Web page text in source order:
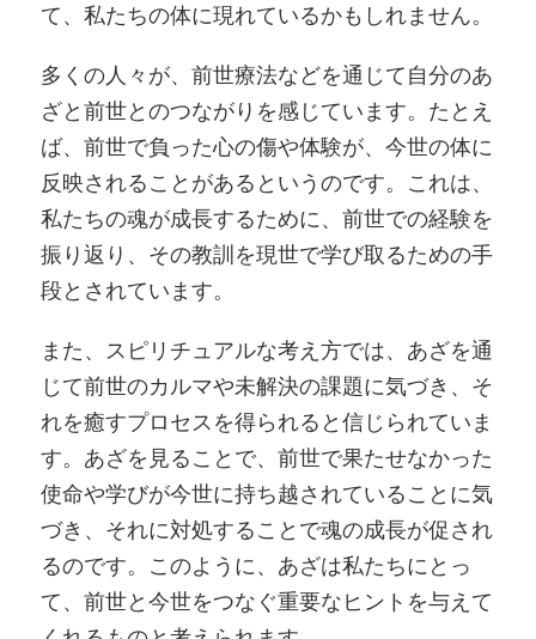
て、私たちの体に現れているかもしれません。
多くの人々が、前世療法などを通じて自分のあ
ざと前世とのつながりを感じています。たとえ
ば、前世で負った心の傷や体験が、今世の体に
反映されることがあるというのです。これは、
私たちの魂が成長するために、前世での経験を
振り返り、その教訓を現世で学び取るための手
段とされています。
また、スピリチュアルな考え方では、あざを通
じて前世のカルマや未解決の課題に気づき、そ
れを癒すプロセスを得られると信じられていま
す。あざを見ることで、前世で果たせなかった
使命や学びが今世に持ち越されていることに気
づき、それに対処することで魂の成長が促され
るのです。このように、あざは私たちにとっ
て、前世と今世をつなぐ重要なヒントを与えて